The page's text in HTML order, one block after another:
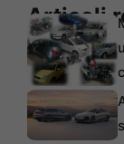
Articoli